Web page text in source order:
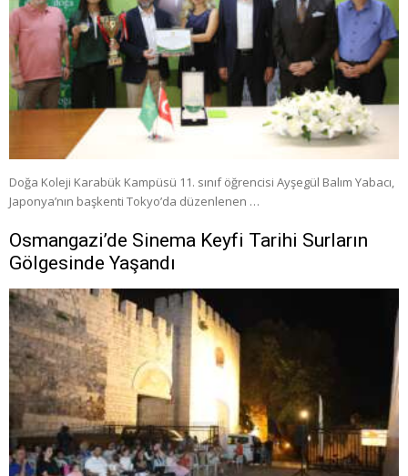
Doğa Koleji Karabük Kampüsü 11. sınıf öğrencisi Ayşegül Balım Yabacı,
Japonya’nın başkenti Tokyo’da düzenlenen …
Osmangazi’de Sinema Keyfi Tarihi Surların
Gölgesinde Yaşandı